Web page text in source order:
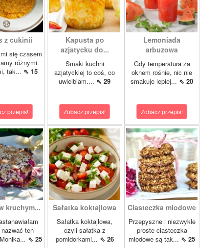
z cukinii
się czasem
różnymi
tak... ⇖ 15
przepis!
Kapusta po
azjatycku do...
Smaki kuchni
azjatyckiej to coś, co
uwielbiam.... ⇖ 29
Zobacz przepis!
Lemoniada
arbuzowa
Gdy temperatura za
oknem rośnie, nic nie
smakuje lepiej... ⇖ 20
Zobacz przepis!
kruchym...
ten
⇖ 25
Sałatka koktajlowa
Sałatka koktajlowa,
czyli sałatka z
pomidorkami... ⇖ 26
Ciasteczka miodowe
Przepyszne i niezwykle
proste ciasteczka
miodowe są tak... ⇖ 25